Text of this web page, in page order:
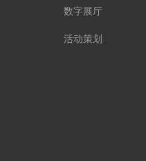
数字展厅
活动策划